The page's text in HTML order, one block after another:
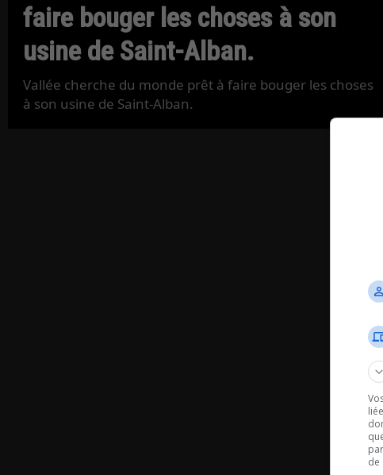
faire bouger les choses à son
usine de Saint-Alban.
Vallée cherche du monde prêt à faire bouger les choses
à son usine de Saint-Alban.
de